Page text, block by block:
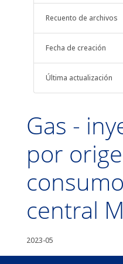
Recuento de archivos
Fecha de creación
Última actualización
Gas -
por
central
2023-05